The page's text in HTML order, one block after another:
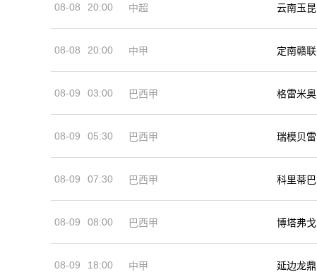
08-08 20:00 中超 云南玉昆
08-08 20:00 中甲 定南赣联
08-09 03:00 巴西甲 格雷米奥
08-09 05:30 巴西甲 瑞模贝雷
08-09 07:30 巴西甲 科里蒂巴
08-09 08:00 巴西甲 博塔弗戈
08-09 18:00 中甲 延边龙鼎